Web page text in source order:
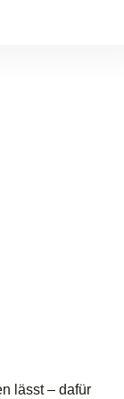
lässt – dafür